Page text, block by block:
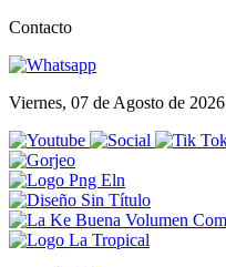
Contacto
Viernes, 07 de Agosto de 2026